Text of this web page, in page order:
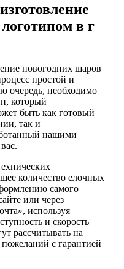
в г
новогодних шаров
простой и
очередь, необходимо
который
быть как готовый
так и
нашими
количество елочных
самого
или через
используя
и скорость
рассчитывать на
с гарантией